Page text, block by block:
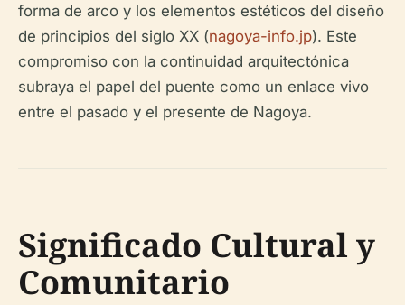
forma de arco y los elementos estéticos del diseño
de principios del siglo XX (nagoya-info.jp). Este
compromiso con la continuidad arquitectónica
subraya el papel del puente como un enlace vivo
entre el pasado y el presente de Nagoya.
Significado Cultural y
Comunitario